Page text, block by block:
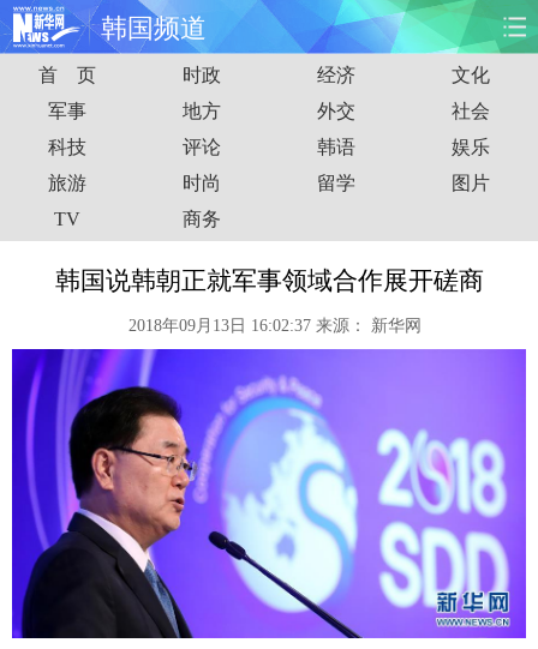
韩国频道
首页 时政 国际 财经
娱乐 体育 人事 教育
时尚 思客
港澳 台湾 华人 汽车
能源 房产
图片 彩票
旅游 健康 信息化 数据
金融 公益 军事 无人机
富媒体 新华广播
新华电视中文 新华电视英文 返回PC
首 页 时政 经济
文化
军事
地方 外交
社会
科技
评论 韩语
娱乐
旅游
时尚 留学
图片
TV
商务
韩国说韩朝正就军事领域合作展开磋商
2018年09月13日 16:02:37 来源： 新华网